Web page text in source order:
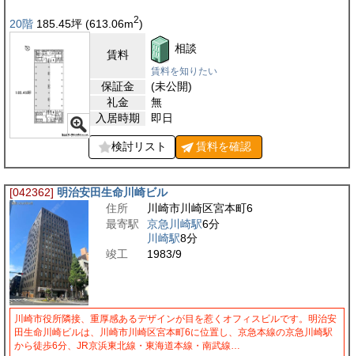
20階 185.45坪 (613.06m2)
賃料 相談
賃料を知りたい
保証金
(未公開)
礼金
無
入居時期
即日
検討リスト 賃料を確認
[042362] 明治安田生命川崎ビル
住所
川崎市川崎区宮本町6
最寄駅
京急川崎駅6分
川崎駅8分
竣工
1983/9
川崎市役所隣接、重厚感あるデザインが目を惹くオフィスビルです。明治安
田生命川崎ビルは、川崎市川崎区宮本町6に位置し、京急本線の京急川崎駅
から徒歩6分、JR京浜東北線・東海道本線・南武線…